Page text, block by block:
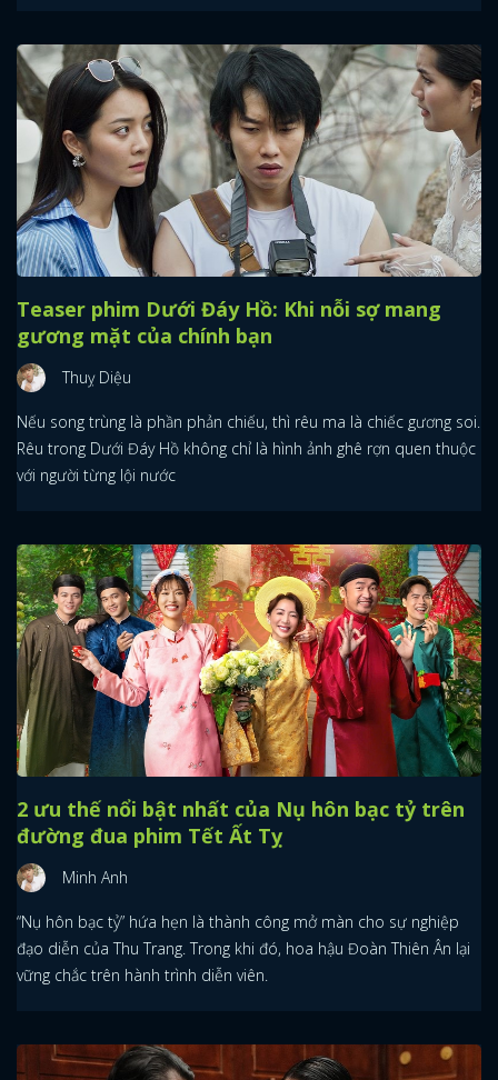
Teaser phim Dưới Đáy Hồ: Khi nỗi sợ mang
gương mặt của chính bạn
Thuỵ Diệu
Nếu song trùng là phần phản chiếu, thì rêu ma là chiếc gương soi.
Rêu trong Dưới Đáy Hồ không chỉ là hình ảnh ghê rợn quen thuộc
với người từng lội nước
2 ưu thế nổi bật nhất của Nụ hôn bạc tỷ trên
đường đua phim Tết Ất Tỵ
Minh Anh
“Nụ hôn bạc tỷ” hứa hẹn là thành công mở màn cho sự nghiệp
đạo diễn của Thu Trang. Trong khi đó, hoa hậu Đoàn Thiên Ân lại
vững chắc trên hành trình diễn viên.